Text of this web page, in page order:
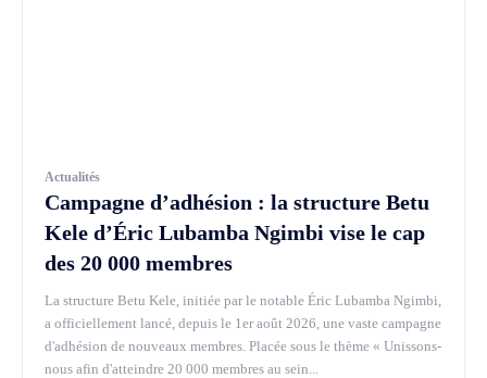
Actualités
Campagne d’adhésion : la structure Betu
Kele d’Éric Lubamba Ngimbi vise le cap
des 20 000 membres
La structure Betu Kele, initiée par le notable Éric Lubamba Ngimbi,
a officiellement lancé, depuis le 1er août 2026, une vaste campagne
d'adhésion de nouveaux membres. Placée sous le thème « Unissons-
nous afin d'atteindre 20 000 membres au sein...